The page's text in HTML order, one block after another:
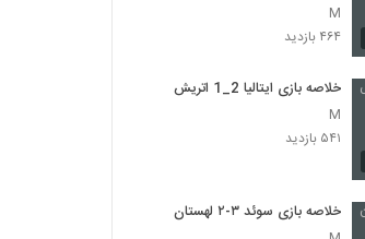
M
۴۶۴ بازدید
خلاصه بازی ایتالیا 2_1 اتريش
M
۵۴۱ بازدید
خلاصه بازی سوئد ۳-۲ لهستان